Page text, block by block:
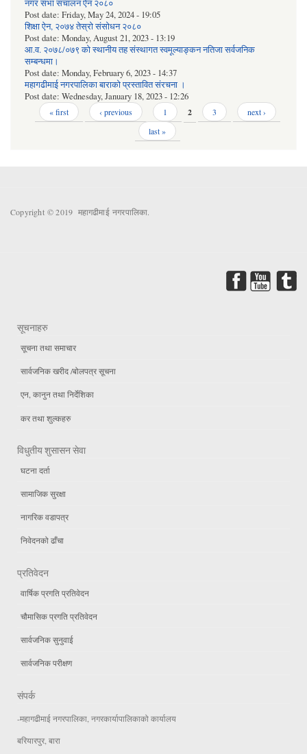
नगर सभा संचालन ऐन २०८०
Post date: Friday, May 24, 2024 - 19:05
शिक्षा ऐन, २०७४ तेस्रो संसोधन २०८०
Post date: Monday, August 21, 2023 - 13:19
आ.व. २०७८/०७९ को स्थानीय तह संस्थागत स्वमूल्याङ्कन नतिजा सर्वजनिक
सम्बन्धमा।
Post date: Monday, February 6, 2023 - 14:37
महागढीमाई नगरपालिका बाराको प्रस्तावित संरचना ।
Post date: Wednesday, January 18, 2023 - 12:26
Pages« first ‹ previous 1 2 3
next ›
last »
Copyright © 2019 महागढीमाई नगरपालिका.
सूचनाहरु
सूचना तथा समाचार
सार्वजनिक खरीद /बोलपत्र सूचना
एन, कानुन तथा निर्देशिका
कर तथा शुल्कहरु
विधुतीय शुसासन सेवा
घटना दर्ता
सामाजिक सुरक्षा
नागरिक वडापत्र
निवेदनको ढाँचा
प्रतिवेदन
वार्षिक प्रगति प्रतिवेदन
चौमासिक प्रगति प्रतिवेदन
सार्वजनिक सुनुवाई
सार्वजनिक परीक्षण
संपर्क
-महागढीमाई नगरपालिका, नगरकार्यापालिकाको कार्यालय
बरियारपुर, बारा